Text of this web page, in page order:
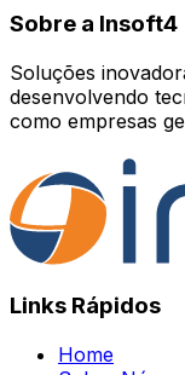
Sobre a Insoft4
Soluções
desenvolvendo
como empresas
Links Rápidos
Home